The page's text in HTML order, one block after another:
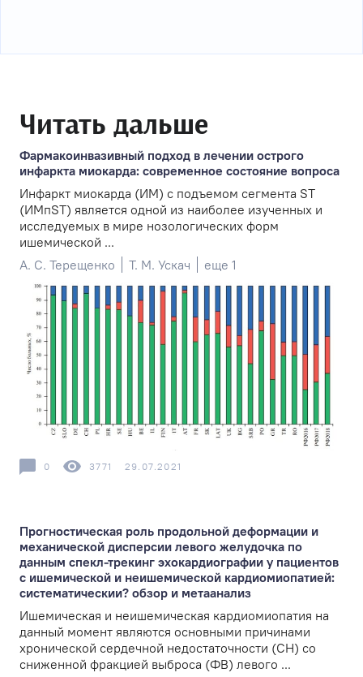
Читать дальше
Фармакоинвазивный подход в лечении острого
инфаркта миокарда: современное состояние вопроса
Инфаркт миокарда (ИМ) с подъемом сегмента ST
(ИМпST) является одной из наиболее изученных и
исследуемых в мире нозологических форм
ишемической ...
А. С. Терещенко
Т. М. Ускач еще 1
0 3771 29.07.2021
Прогностическая роль продольной деформации и
механической дисперсии левого желудочка по
данным спекл-трекинг эхокардиографии у пациентов
с ишемической и неишемической кардиомиопатией:
систематическии? обзор и метаанализ
Ишемическая и неишемическая кардиомиопатия на
данный момент являются основными причинами
хронической сердечной недостаточности (СН) со
сниженной фракцией выброса (ФВ) левого ...